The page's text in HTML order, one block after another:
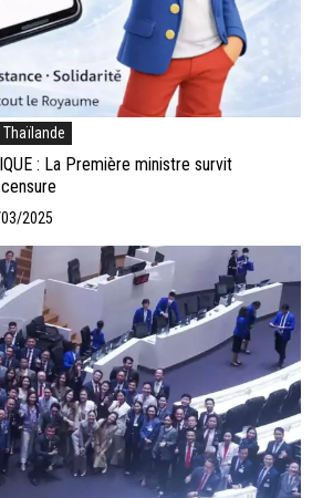
Thaïlande
: La Première ministre survit
2025